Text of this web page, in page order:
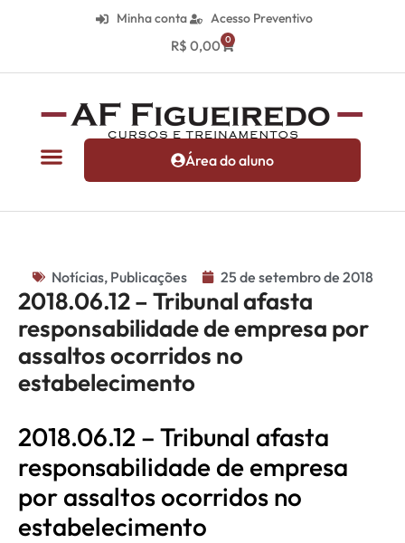
Minha conta Acesso Preventivo
R$ 0,00 0
Área do aluno
Notícias, Publicações 25 de setembro de 2018
2018.06.12 – Tribunal afasta
responsabilidade de empresa por
assaltos ocorridos no
estabelecimento
2018.06.12 – Tribunal afasta
responsabilidade de empresa
por assaltos ocorridos no
estabelecimento